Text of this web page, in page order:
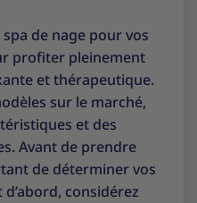
de nage pour vos
profiter pleinement
et thérapeutique.
sur le marché,
et des
Avant de prendre
de déterminer vos
considérez